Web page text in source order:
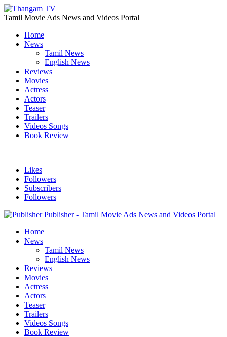
Tamil Movie Ads News and Videos Portal
Home
News
Tamil News
English News
Reviews
Movies
Actress
Actors
Teaser
Trailers
Videos Songs
Book Review
Likes
Followers
Subscribers
Followers
Publisher - Tamil Movie Ads News and Videos Portal
Home
News
Tamil News
English News
Reviews
Movies
Actress
Actors
Teaser
Trailers
Videos Songs
Book Review